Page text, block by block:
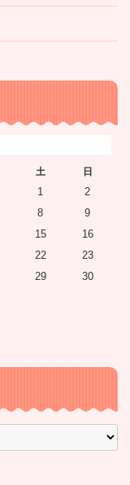
土 日
1
2
8
9
15
16
22
23
29
30